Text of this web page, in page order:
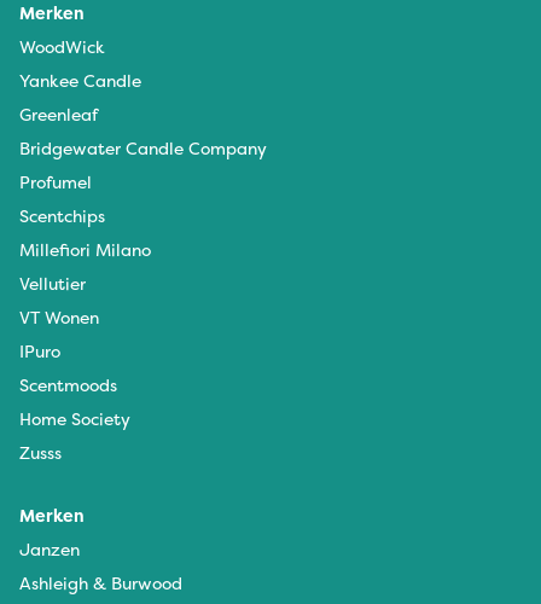
Merken
WoodWick
Yankee Candle
Greenleaf
Bridgewater Candle Company
Profumel
Scentchips
Millefiori Milano
Vellutier
VT Wonen
IPuro
Scentmoods
Home Society
Zusss
Merken
Janzen
Ashleigh & Burwood